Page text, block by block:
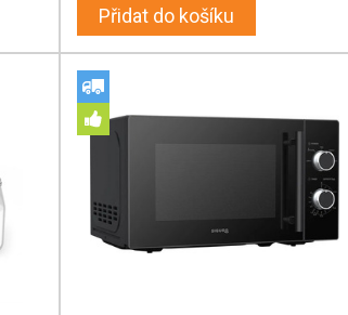
Přidat do košíku